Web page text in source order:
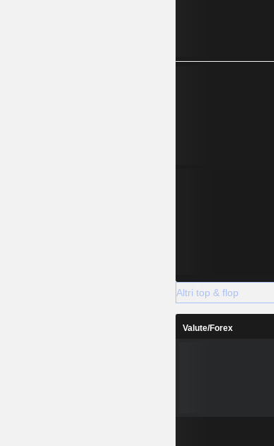
Altri top & flop
Valute/Forex